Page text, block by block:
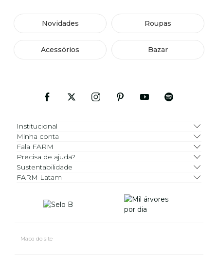
Novidades Roupas
Acessórios Bazar
Institucional
Minha conta
Fala FARM
Precisa de ajuda?
Sustentabilidade
FARM Latam
Mapa do site